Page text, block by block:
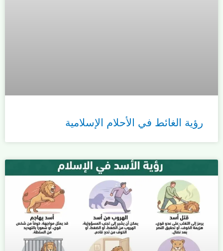
رؤية الغائط في الأحلام الإسلامية